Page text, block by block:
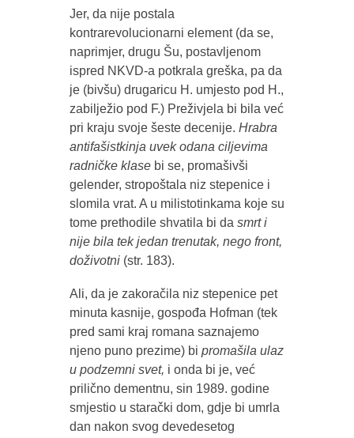
Jer, da nije postala
kontrarevolucionarni element (da se,
naprimjer, drugu Šu, postavljenom
ispred NKVD-a potkrala greška, pa da
je (bivšu) drugaricu H. umjesto pod H.,
zabilježio pod F.) Preživjela bi bila već
pri kraju svoje šeste decenije. Hrabra
antifašistkinja uvek odana ciljevima
radničke klasebi se, promašivši
gelender, stropoštala niz stepenice i
slomila vrat. A u milistotinkama koje su
tome prethodile shvatila bi da smrt i
nije bila tek jedan trenutak, nego front,
doživotni(str. 183).
Ali, da je zakoračila niz stepenice pet
minuta kasnije, gospođa Hofman (tek
pred sami kraj romana saznajemo
njeno puno prezime) bi promašila ulaz
u podzemni svet, i onda bi je, već
prilično dementnu, sin 1989. godine
smjestio u starački dom, gdje bi umrla
dan nakon svog devedesetog